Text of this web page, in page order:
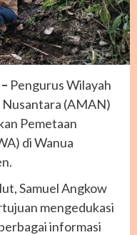
Pengurus Wilayah
(AMAN)
Pemetaan
di Wanua
Samuel Angkow
mengedukasi
informasi